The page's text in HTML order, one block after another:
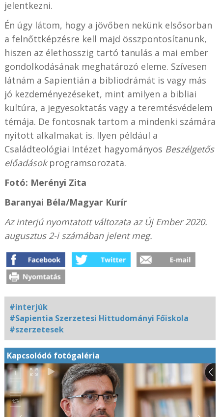
jelentkezni.
Én úgy látom, hogy a jövőben nekünk elsősorban
a felnőttképzésre kell majd összpontosítanunk,
hiszen az élethosszig tartó tanulás a mai ember
gondolkodásának meghatározó eleme. Szívesen
látnám a Sapientián a bibliodrámát is vagy más
jó kezdeményezéseket, mint amilyen a bibliai
kultúra, a jegyesoktatás vagy a teremtésvédelem
témája. De fontosnak tartom a mindenki számára
nyitott alkalmakat is. Ilyen például a
Családteológiai Intézet hagyományos Beszélgetős
előadásokprogramsorozata.
Fotó: Merényi Zita
Baranyai Béla/Magyar Kurír
Az interjú nyomtatott változata az Új Ember 2020.
augusztus 2-i számában jelent meg.
#interjúk
#Sapientia Szerzetesi Hittudományi Főiskola
#szerzetesek
Kapcsolódó fotógaléria